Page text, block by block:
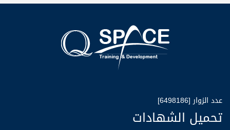
عدد الزوار [6498186]
تحميل الشهادات